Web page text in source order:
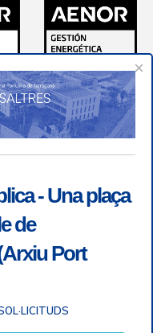
×
- Una plaça
de
Port